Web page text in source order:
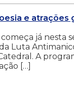
e atrações
já nesta
Luta
A
[…]